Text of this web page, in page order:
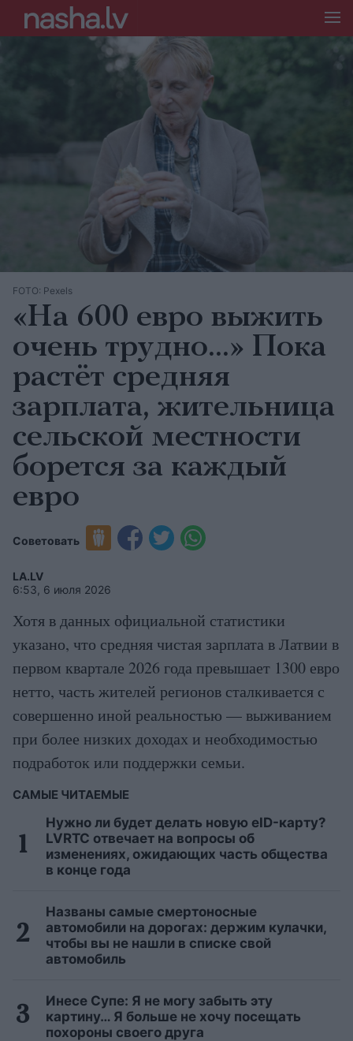
FOTO: Pexels
«На 600 евро выжить
очень трудно…» Пока
растёт средняя
зарплата, жительница
сельской местности
борется за каждый
евро
Советовать
LA.LV
6:53, 6 июля 2026
Хотя в данных официальной статистики
указано, что средняя чистая зарплата в Латвии в
первом квартале 2026 года превышает 1300 евро
нетто, часть жителей регионов сталкивается с
совершенно иной реальностью — выживанием
при более низких доходах и необходимостью
подработок или поддержки семьи.
САМЫЕ ЧИТАЕМЫЕ
Нужно ли будет делать новую eID-карту?
LVRTC отвечает на вопросы об
изменениях, ожидающих часть общества
в конце года
Названы самые смертоносные
автомобили на дорогах: держим кулачки,
чтобы вы не нашли в списке свой
автомобиль
Инесе Супе: Я не могу забыть эту
картину… Я больше не хочу посещать
похороны своего друга